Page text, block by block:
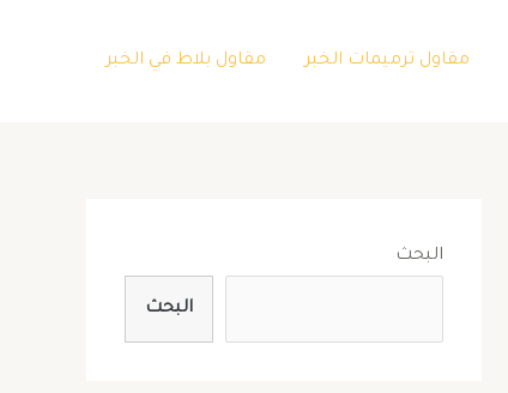
مقاول ترميمات الخبر مقاول بلاط في الخبر
البحث
البحث